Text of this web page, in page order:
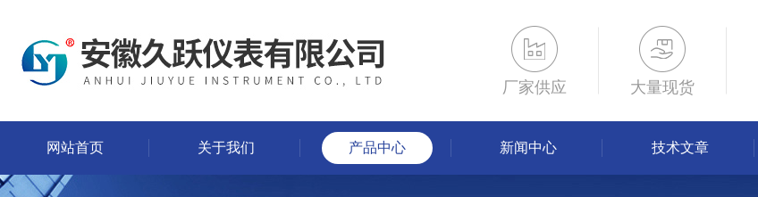
厂家供应 大量现货
网站首页 关于我们 产品中心 新闻中心 技术文章